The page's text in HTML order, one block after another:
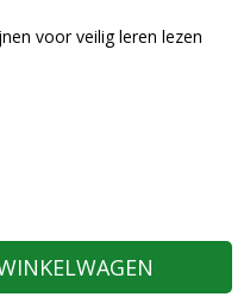
voor veilig leren lezen